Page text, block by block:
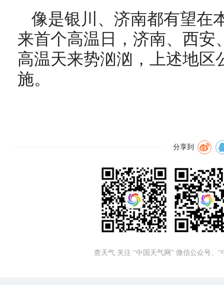
像是银川、济南都有望在
来首个高温日，济南、西安
高温天来势汹汹，上述地区
施。
分享到
查天气 关注 “中国天气网” 微信公众号、